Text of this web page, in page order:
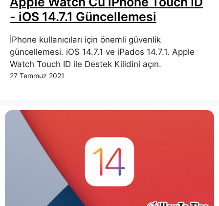
- iOS 14.7.1 Güncellemesi
İPhone kullanıcıları için önemli güvenlik
güncellemesi. iOS 14.7.1 ve iPados 14.7.1. Apple
Watch Touch ID ile Destek Kilidini açın.
27 Temmuz 2021